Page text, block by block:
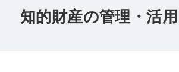
知的財産の管理・活用